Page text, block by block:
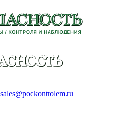
sales@podkontrolem.ru